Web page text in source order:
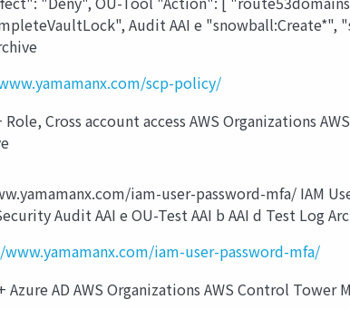
Audit AAI e "snowball:Create*",
scp-policy/
Role, Cross account access AWS Organizations
iam-user-password-mfa/ IAM
Audit AAI e OU-Test AAI b AAI d Test Log
iam-user-password-mfa/
Azure AD AWS Organizations AWS Control